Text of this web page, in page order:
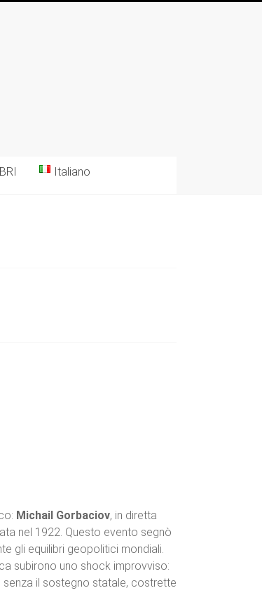
Italiano
Michail Gorbaciov, in diretta
nel 1922. Questo evento segnò
gli equilibri geopolitici mondiali.
subirono uno shock improvviso:
senza il sostegno statale, costrette